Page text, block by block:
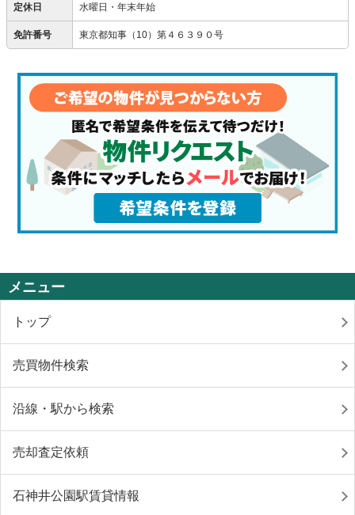
定休日 水曜日・年末年始
免許番号 東京都知事（10）第４６３９０号
メニュー
トップ
売買物件検索
沿線・駅から検索
売却査定依頼
石神井公園駅賃貸情報